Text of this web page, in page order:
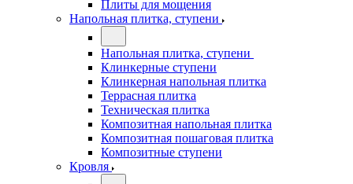
Плиты для мощения
Напольная плитка, ступени
Напольная плитка, ступени
Клинкерные ступени
Клинкерная напольная плитка
Террасная плитка
Техническая плитка
Композитная напольная плитка
Композитная пошаговая плитка
Композитные ступени
Кровля